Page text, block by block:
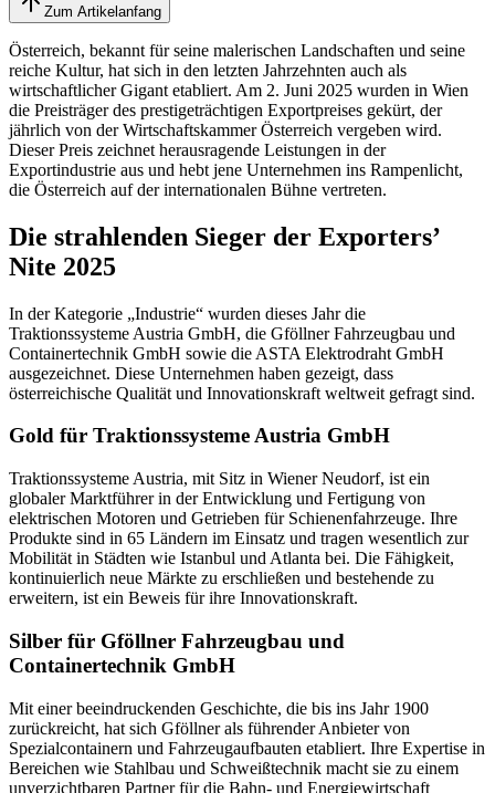
Zum Artikelanfang
Österreich, bekannt für seine malerischen Landschaften und seine
reiche Kultur, hat sich in den letzten Jahrzehnten auch als
wirtschaftlicher Gigant etabliert. Am 2. Juni 2025 wurden in Wien
die Preisträger des prestigeträchtigen Exportpreises gekürt, der
jährlich von der Wirtschaftskammer Österreich vergeben wird.
Dieser Preis zeichnet herausragende Leistungen in der
Exportindustrie aus und hebt jene Unternehmen ins Rampenlicht,
die Österreich auf der internationalen Bühne vertreten.
Die strahlenden Sieger der Exporters’
Nite 2025
In der Kategorie „Industrie“ wurden dieses Jahr die
Traktionssysteme Austria GmbH, die Gföllner Fahrzeugbau und
Containertechnik GmbH sowie die ASTA Elektrodraht GmbH
ausgezeichnet. Diese Unternehmen haben gezeigt, dass
österreichische Qualität und Innovationskraft weltweit gefragt sind.
Gold für Traktionssysteme Austria GmbH
Traktionssysteme Austria, mit Sitz in Wiener Neudorf, ist ein
globaler Marktführer in der Entwicklung und Fertigung von
elektrischen Motoren und Getrieben für Schienenfahrzeuge. Ihre
Produkte sind in 65 Ländern im Einsatz und tragen wesentlich zur
Mobilität in Städten wie Istanbul und Atlanta bei. Die Fähigkeit,
kontinuierlich neue Märkte zu erschließen und bestehende zu
erweitern, ist ein Beweis für ihre Innovationskraft.
Silber für Gföllner Fahrzeugbau und
Containertechnik GmbH
Mit einer beeindruckenden Geschichte, die bis ins Jahr 1900
zurückreicht, hat sich Gföllner als führender Anbieter von
Spezialcontainern und Fahrzeugaufbauten etabliert. Ihre Expertise in
Bereichen wie Stahlbau und Schweißtechnik macht sie zu einem
unverzichtbaren Partner für die Bahn- und Energiewirtschaft